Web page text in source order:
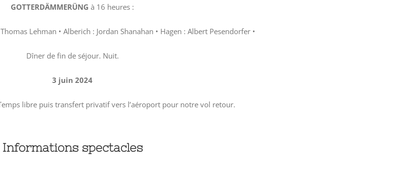
GOTTERDÄMMERÜNGà 16 heures :
Lehman • Alberich : Jordan Shanahan • Hagen : Albert Pesendorfer •
Dîner de fin de séjour. Nuit.
3 juin 2024
libre puis transfert privatif vers l’aéroport pour notre vol retour.
Informations spectacles